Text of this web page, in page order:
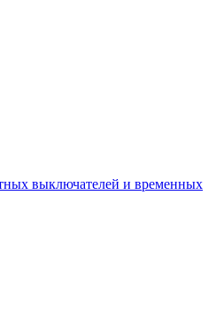
выключателей и временных